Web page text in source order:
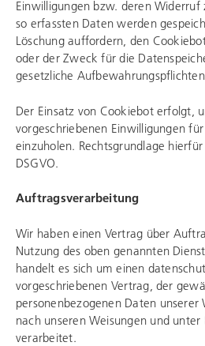
Einwilligungen bzw. deren
so erfassten Daten werden
Löschung auffordern, den
oder der Zweck für die
gesetzliche
Der Einsatz von Cookiebot erfolgt,
vorgeschriebenen Einwilligungen
einzuholen. Rechtsgrundlage
DSGVO.
Auftragsverarbeitung
Wir haben einen Vertrag über
Nutzung des oben genannten
handelt es sich um einen
vorgeschriebenen Vertrag, der
personenbezogenen Daten unserer
nach unseren Weisungen und unter
verarbeitet.